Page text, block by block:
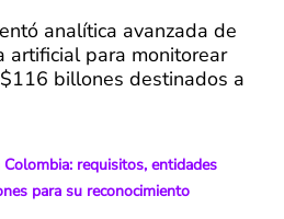
analítica avanzada de
artificial para monitorear
billones destinados a
requisitos, entidades
para su reconocimiento